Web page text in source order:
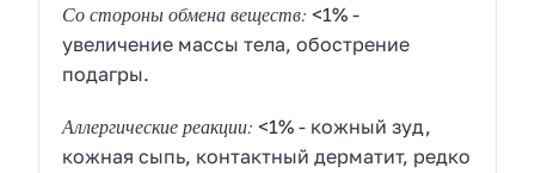
Со стороны обмена веществ: <1% -
увеличение массы тела, обострение
подагры.
Аллергические реакции:<1% - кожный зуд,
кожная сыпь, контактный дерматит, редко